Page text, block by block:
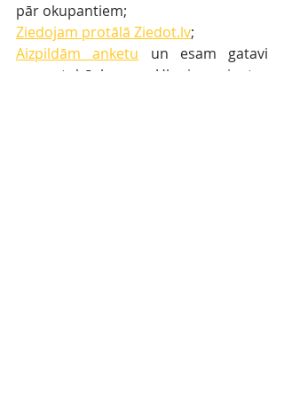
pār okupantiem;
Ziedojam protālā Ziedot.lv;
Aizpildām anketu un esam gatavi
uzņemt bēgļus no Ukrainas, ja tas